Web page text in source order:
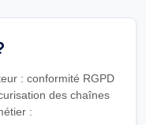
: conformité RGPD
des chaînes
: